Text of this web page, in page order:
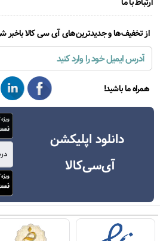
از تخفیف‌ها و جدیدترین‌های آی سی کالا باخبر
همراه ما باشید!
دانلود اپلیکشن
آی‌سی‌کالا